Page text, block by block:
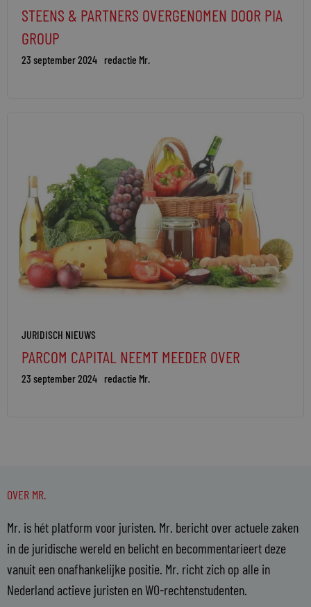
STEENS & PARTNERS OVERGENOMEN DOOR PIA
GROUP
23 september 2024 redactie Mr.
JURIDISCH NIEUWS
PARCOM CAPITAL NEEMT MEEDER OVER
23 september 2024 redactie Mr.
OVER MR.
Mr. is hét platform voor juristen. Mr. bericht over actuele zaken
in de juridische wereld en belicht en becommentarieert deze
vanuit een onafhankelijke positie. Mr. richt zich op alle in
Nederland actieve juristen en WO-rechtenstudenten.